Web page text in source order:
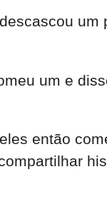
um
um e
então